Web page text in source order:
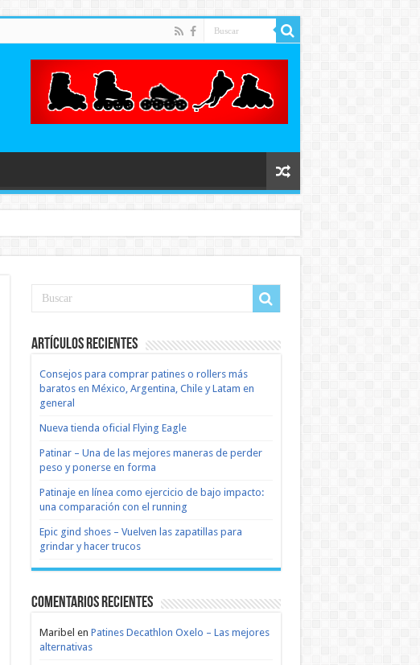
Artículos recientes
Consejos para comprar patines o rollers más
baratos en México, Argentina, Chile y Latam en
general
Nueva tienda oficial Flying Eagle
Patinar – Una de las mejores maneras de perder
peso y ponerse en forma
Patinaje en línea como ejercicio de bajo impacto:
una comparación con el running
Epic gind shoes – Vuelven las zapatillas para
grindar y hacer trucos
Comentarios recientes
Maribel en Patines Decathlon Oxelo – Las mejores
alternativas